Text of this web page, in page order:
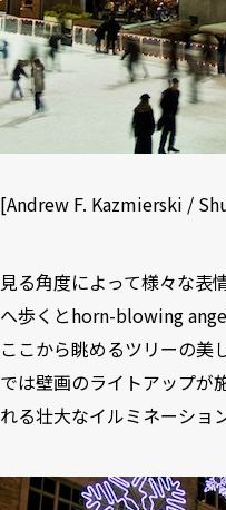
[Andrew F. Kazmierski /
見る角度によって様々な表
へ歩くとhorn-blowing
ここから眺めるツリーの美
では壁画のライトアップが
れる壮大なイルミネーショ